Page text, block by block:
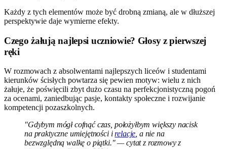
Każdy z tych elementów może być drobną zmianą, ale w dłuższej
perspektywie daje wymierne efekty.
Czego żałują najlepsi uczniowie? Głosy z pierwszej
ręki
W rozmowach z absolwentami najlepszych liceów i studentami
kierunków ścisłych powtarza się pewien motyw: wielu z nich
żałuje, że poświęcili zbyt dużo czasu na perfekcjonistyczną pogoń
za ocenami, zaniedbując pasje, kontakty społeczne i rozwijanie
kompetencji pozaszkolnych.
"Gdybym mógł cofnąć czas, położyłbym większy nacisk
na praktyczne umiejętności irelacje, a nie na
bezwzględną walkę o piątki." — cytat z rozmowy z